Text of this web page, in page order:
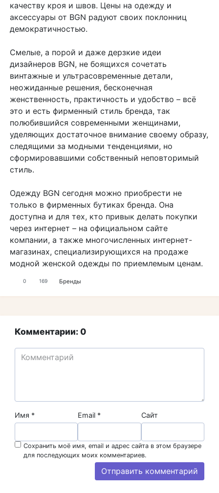
качеству кроя и швов. Цены на одежду и
аксессуары от BGN радуют своих поклонниц
демократичностью.
Смелые, а порой и даже дерзкие идеи
дизайнеров BGN, не боящихся сочетать
винтажные и ультрасовременные детали,
неожиданные решения, бесконечная
женственность, практичность и удобство – всё
это и есть фирменный стиль бренда, так
полюбившийся современными женщинами,
уделяющих достаточное внимание своему образу,
следящими за модными тенденциями, но
сформировавшими собственный неповторимый
стиль.
Одежду BGN сегодня можно приобрести не
только в фирменных бутиках бренда. Она
доступна и для тех, кто привык делать покупки
через интернет – на официальном сайте
компании, а также многочисленных интернет-
магазинах, специализирующихся на продаже
модной женской одежды по приемлемым ценам.
0 169 Бренды
Комментарии: 0
Имя * Email * Сайт
Сохранить моё имя, email и адрес сайта в этом браузере
для последующих моих комментариев.